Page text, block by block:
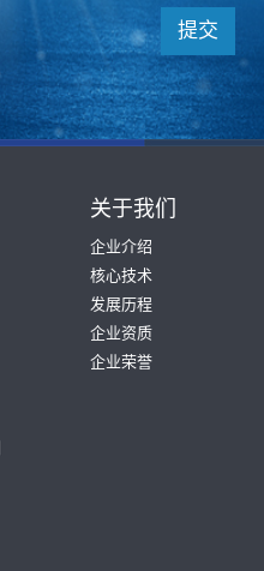
提交
关于我们
企业介绍
核心技术
发展历程
企业资质
企业荣誉